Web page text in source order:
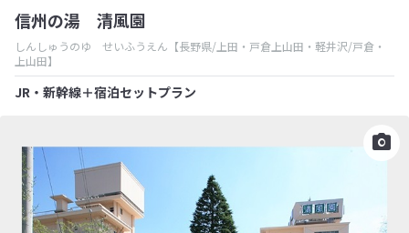
信州の湯 清風園
しんしゅうのゆ せいふうえん 【長野県/上田・戸倉上山田・軽井沢/戸倉・
上山田】
JR・新幹線＋宿泊セットプラン